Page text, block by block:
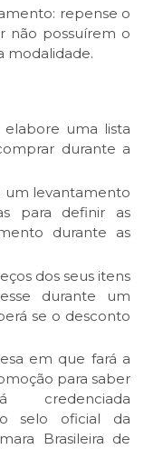
repense o
não possuírem o
modalidade.
elabore uma lista
durante a
um levantamento
para definir as
durante as
dos seus itens
durante um
se o desconto
em que fará a
para saber
selo oficial da
Brasileira de